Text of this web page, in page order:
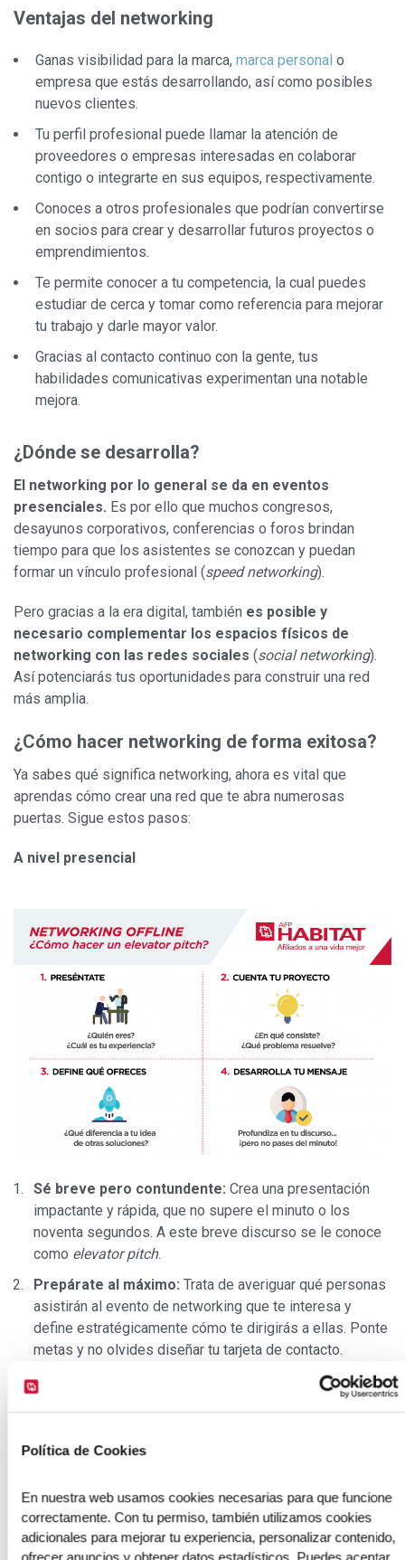
Política de Cookies
En nuestra web usamos cookies necesarias para que funcione
correctamente. Con tu permiso, también utilizamos cookies
adicionales para mejorar tu experiencia, personalizar contenido,
Ventajas del networking
Ganas visibilidad para la marca, marca personal o
empresa que estás desarrollando, así como posibles
nuevos clientes.
Tu perfil profesional puede llamar la atención de
proveedores o empresas interesadas en colaborar
contigo o integrarte en sus equipos, respectivamente.
Conoces a otros profesionales que podrían convertirse
en socios para crear y desarrollar futuros proyectos o
emprendimientos.
Te permite conocer a tu competencia, la cual puedes
estudiar de cerca y tomar como referencia para mejorar
tu trabajo y darle mayor valor.
Gracias al contacto continuo con la gente, tus
habilidades comunicativas experimentan una notable
mejora.
¿Dónde se desarrolla?
El networking por lo general se da en eventos
presenciales. Es por ello que muchos congresos,
desayunos corporativos, conferencias o foros brindan
tiempo para que los asistentes se conozcan y puedan
formar un vínculo profesional (speed networking).
Pero gracias a la era digital, también es posible y
necesario complementar los espacios físicos de
networking con las redes sociales (social networking).
Así potenciarás tus oportunidades para construir una red
más amplia.
¿Cómo hacer networking de forma exitosa?
Ya sabes qué significa networking, ahora es vital que
aprendas cómo crear una red que te abra numerosas
puertas. Sigue estos pasos:
A nivel presencial
Sé breve pero contundente: Crea una presentación
impactante y rápida, que no supere el minuto o los
noventa segundos. A este breve discurso se le conoce
como elevator pitch.
Prepárate al máximo: Trata de averiguar qué personas
asistirán al evento de networking que te interesa y
define estratégicamente cómo te dirigirás a ellas. Ponte
metas y no olvides diseñar tu tarjeta de contacto.
Busca espacios que promuevan networking: Como
ya te comentamos, lo más común es que los eventos
para que compartan intereses y experiencias
Define tu objetivo:¿Requieres apoyo para ejecutar un
proyecto? ¿Buscas clientes? Si tienes claro qué
necesitas, sabrás a quién debes acercarte y qué decirle